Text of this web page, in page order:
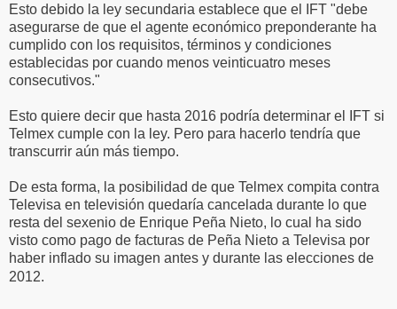
Esto debido la ley secundaria establece que el IFT "debe
asegurarse de que el agente económico preponderante ha
cumplido con los requisitos, términos y condiciones
establecidas por cuando menos veinticuatro meses
consecutivos."
Esto quiere decir que hasta 2016 podría determinar el IFT si
Telmex cumple con la ley. Pero para hacerlo tendría que
transcurrir aún más tiempo.
De esta forma, la posibilidad de que Telmex compita contra
Televisa en televisión quedaría cancelada durante lo que
resta del sexenio de Enrique Peña Nieto, lo cual ha sido
visto como pago de facturas de Peña Nieto a Televisa por
haber inflado su imagen antes y durante las elecciones de
2012.